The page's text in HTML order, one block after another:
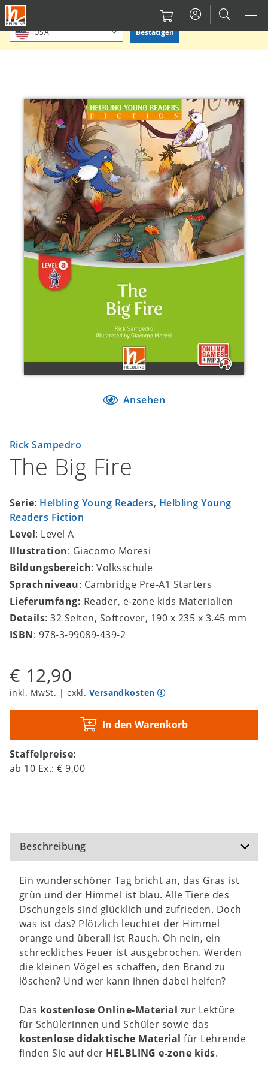
Direkt
zum
Inhalt
Bitte Standort bestätigen oder einen anderen auswählen.
USA Bestätigen
Ansehen
Rick Sampedro
The Big Fire
Serie: Helbling Young Readers, Helbling Young
Readers Fiction
Level: Level A
Illustration: Giacomo Moresi
Bildungsbereich: Volksschule
Sprachniveau: Cambridge Pre-A1 Starters
Lieferumfang: Reader, e-zone kids Materialien
Details: 32 Seiten, Softcover, 190 x 235 x 3.45 mm
ISBN: 978-3-99089-439-2
€ 12,90
inkl. MwSt. | exkl. Versandkosten
In den Warenkorb
Staffelpreise:
ab 10 Ex.:€ 9,00
Beschreibung
Ein wunderschöner Tag bricht an, das Gras ist
grün und der Himmel ist blau. Alle Tiere des
Dschungels sind glücklich und zufrieden. Doch
was ist das? Plötzlich leuchtet der Himmel
orange und überall ist Rauch. Oh nein, ein
schreckliches Feuer ist ausgebrochen. Werden
die kleinen Vögel es schaffen, den Brand zu
löschen? Und wer kann ihnen dabei helfen?
Das kostenlose Online-Material zur Lektüre
für Schülerinnen und Schüler sowie das
kostenlose didaktische Material für Lehrende
finden Sie auf der HELBLING e-zone kids.